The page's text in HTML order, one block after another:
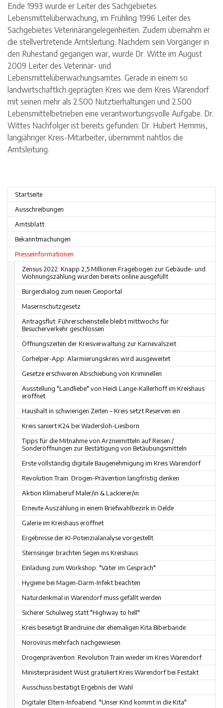
Startseite
Ausschreibungen
Amtsblatt
Bekanntmachungen
Presseinformationen
Zensus 2022: Knapp 2,5 Millionen Fragebogen zur Gebäude- und
Wohnungszählung wurden bereits online ausgefüllt
Bürgerdialog zum neuen Geoportal
Masernschutzgesetz
Antragsflut: Führerscheinstelle bleibt mittwochs für
Besucherverkehr geschlossen
Öffnungszeiten der Kreisverwaltung zur Karnevalszeit
Corhelper-App: Alarmierungskreis wird ausgeweitet
Gesetze erschweren Abschiebung von Kriminellen
Ausstellung "Landliebe" von Heidi Lange-Kallerhoff im Kreishaus
eröffnet
Haushalt in schwierigen Zeiten – Kreis setzt Reserven ein
Kreis saniert K24 bei Wadersloh-Liesborn
Tipps für die Mitnahme von Arzneimitteln auf Reisen /
Sonderöffnungen zur Bestätigung von Betäubungsmitteln
Erste vollständig digitale Baugenehmigung im Kreis Warendorf
Revolution Train: Drogen-Prävention langfristig denken
Aktion Klimaberuf Maler/in & Lackierer/in
Erneute Auszählung in einem Briefwahlbezirk in Oelde
Galerie im Kreishaus eröffnet
Ergebnisse der KI-Potenzialanalyse vorgestellt
Sternsinger brachten Segen ins Kreishaus
Einladung zum Workshop: "Väter im Gespräch"
Hygiene bei Magen-Darm-Infekt beachten
Naturdenkmal in Warendorf muss gefällt werden
Sicherer Schulweg statt "Highway to hell"
Kreis beseitigt Brandruine der ehemaligen Kita Biberbande
Norovirus mehrfach nachgewiesen
Drogenprävention: Revolution Train wieder im Kreis Warendorf
Ministerpräsident Wüst gratuliert Kreis Warendorf bei Festakt
Ausschuss bestätigt Ergebnis der Wahl
Digitaler Eltern-Infoabend: "Unser Kind kommt in die Kita"
Ende 1993 wurde er Leiter des Sachgebietes
Lebensmittelüberwachung, im Frühling 1996 Leiter des
Sachgebietes Veterinärangelegenheiten. Zudem übernahm er
die stellvertretende Amtsleitung. Nachdem sein Vorgänger in
den Ruhestand gegangen war, wurde Dr. Witte im August
2009 Leiter des Veterinär- und
Lebensmittelüberwachungsamtes. Gerade in einem so
landwirtschaftlich geprägten Kreis wie dem Kreis Warendorf
mit seinen mehr als 2.500 Nutztierhaltungen und 2.500
Lebensmittelbetrieben eine verantwortungsvolle Aufgabe. Dr.
Wittes Nachfolger ist bereits gefunden: Dr. Hubert Hemmis,
langjähriger Kreis-Mitarbeiter, übernimmt nahtlos die
Amtsleitung.